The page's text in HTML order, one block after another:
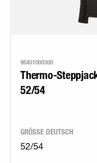
96401000300
Thermo-
52/54
GRÖSSE DEUTSCH
52/54